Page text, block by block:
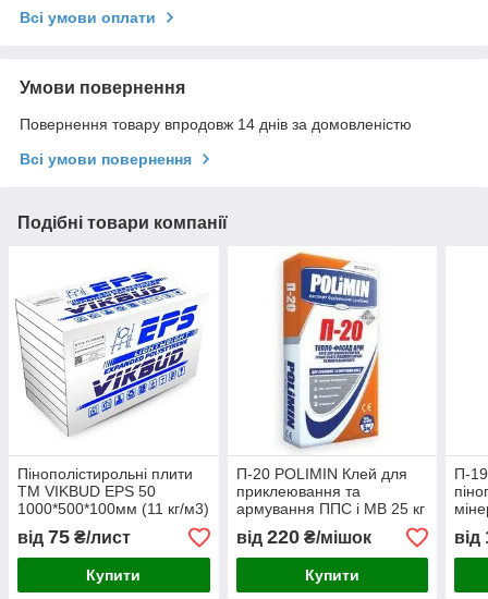
Всі умови оплати
Умови повернення
Повернення товару впродовж 14 днів за домовленістю
Всі умови повернення
Подібні товари компанії
Пінополістирольні плити
TM VIKBUD EPS 50
1000*500*100мм (11 кг/м3)
6шт/уп
від 75 ₴/лист
Купити
П-20 POLIMIN Клей для
приклеювання та
армування ППС і МВ 25 кг
від 220₴/мішок
Купити
П-
від